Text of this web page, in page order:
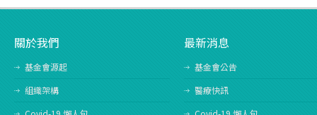
關於我們
基金會源起
組織架構
最新消息
基金會公告
醫療快訊